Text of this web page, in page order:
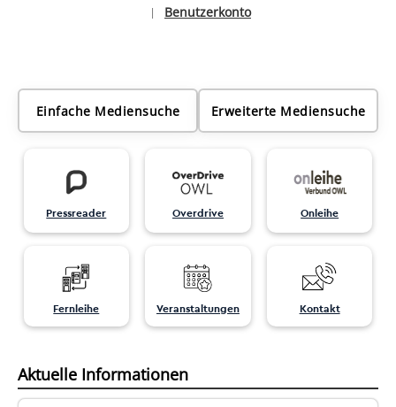
Benutzerkonto
Einfache Mediensuche Erweiterte Mediensuche
Pressreader Overdrive Onleihe
Fernleihe Veranstaltungen Kontakt
Aktuelle Informationen